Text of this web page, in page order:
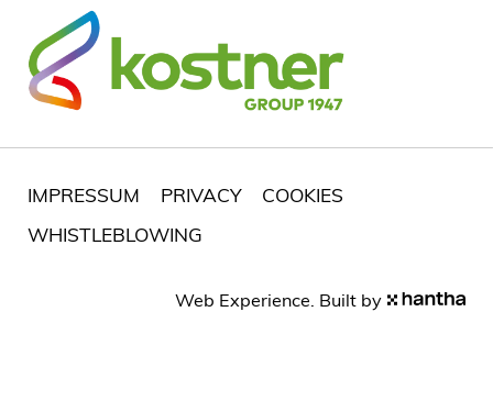
IMPRESSUM PRIVACY
COOKIES
WHISTLEBLOWING
Web Experience. Built by